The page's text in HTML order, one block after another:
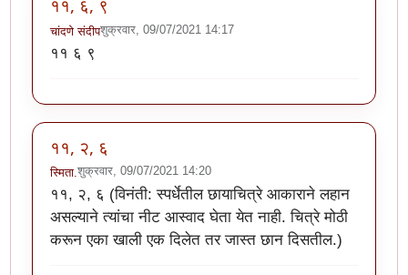
११, ६, ९
चांदणे संदीपशुक्रवार, 09/07/2021 14:17
११ ६ ९
११, २, ६
स्मिता.शुक्रवार, 09/07/2021 14:20
११, २, ६ (विनंती: स्पर्धेतील छायाचित्रे आकाराने लहान
असल्याने त्यांचा नीट आस्वाद घेता येत नाही. चित्रे मोठी
करून एका खाली एक दिलेत तर जास्त छान दिसतील.)